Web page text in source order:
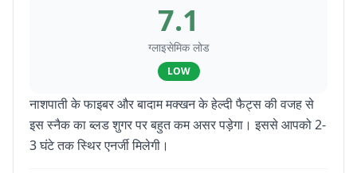
7.1
ग्लाइसेमिक लोड
LOW
नाशपाती के फाइबर और बादाम मक्खन के हेल्दी फैट्स की वजह से
इस स्नैक का ब्लड शुगर पर बहुत कम असर पड़ेगा। इससे आपको 2-
3 घंटे तक स्थिर एनर्जी मिलेगी।